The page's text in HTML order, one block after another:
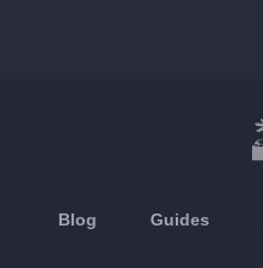
Blog Guides